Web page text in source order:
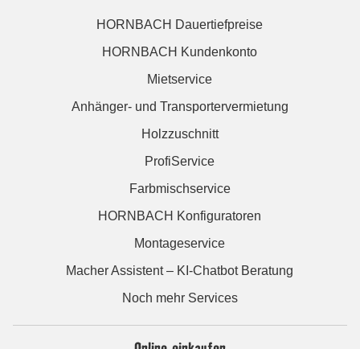
HORNBACH Dauertiefpreise
HORNBACH Kundenkonto
Mietservice
Anhänger- und Transportervermietung
Holzzuschnitt
ProfiService
Farbmischservice
HORNBACH Konfiguratoren
Montageservice
Macher Assistent – KI-Chatbot Beratung
Noch mehr Services